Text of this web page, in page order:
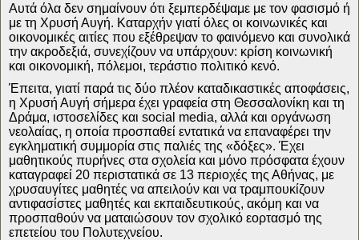
Αυτά όλα δεν σημαίνουν ότι ξεμπερδέψαμε με τον φασισμό ή
με τη Χρυσή Αυγή. Καταρχήν γιατί όλες οι κοινωνικές και
οικονομικές αιτίες που εξέθρεψαν το φαινόμενο και συνολικά
την ακροδεξιά, συνεχίζουν να υπάρχουν: κρίση κοινωνική
και οικονομική, πόλεμοι, τεράστιο πολιτικό κενό.
Έπειτα, γιατί παρά τις δύο πλέον καταδικαστικές αποφάσεις,
η Χρυσή Αυγή σήμερα έχει γραφεία στη Θεσσαλονίκη και τη
Δράμα, ιστοσελίδες και social media, αλλά και οργάνωση
νεολαίας, η οποία προσπαθεί εντατικά να επαναφέρει την
εγκληματική συμμορία στις παλιές της «δόξες». Έχει
μαθητικούς πυρήνες στα σχολεία και μόνο πρόσφατα έχουν
καταγραφεί 20 περιστατικά σε 13 περιοχές της Αθήνας, με
χρυσαυγίτες μαθητές να απειλούν και να τραμπουκίζουν
αντιφασίστες μαθητές και εκπαιδευτικούς, ακόμη και να
προσπαθούν να ματαιώσουν τον σχολικό εορτασμό της
επετείου του Πολυτεχνείου.